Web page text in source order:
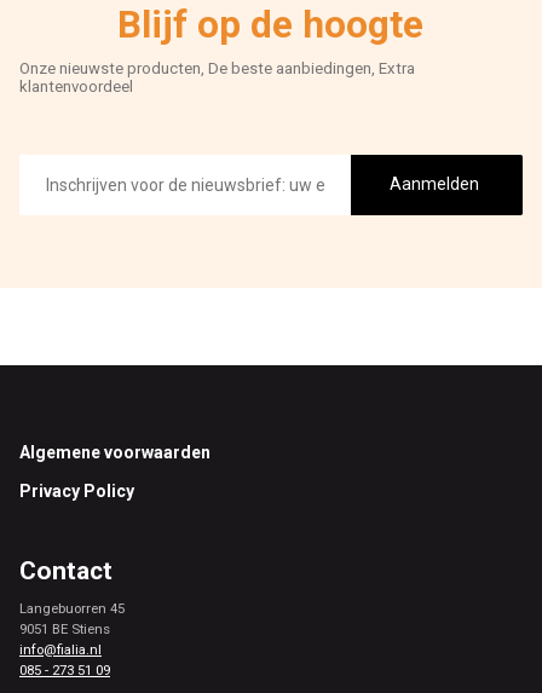
Blijf op de hoogte
Onze nieuwste producten, De beste aanbiedingen, Extra
klantenvoordeel
mailadres
Aanmelden
Footer
Algemene voorwaarden
Privacy Policy
Contact
Langebuorren 45
9051 BE Stiens
info@fialia.nl
085 - 273 51 09